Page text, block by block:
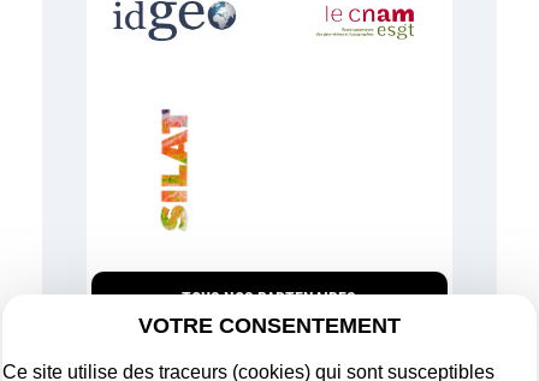
TOUS NOS PARTENAIRES
VOTRE CONSENTEMENT
Ce site utilise des traceurs (cookies) qui sont susceptibles